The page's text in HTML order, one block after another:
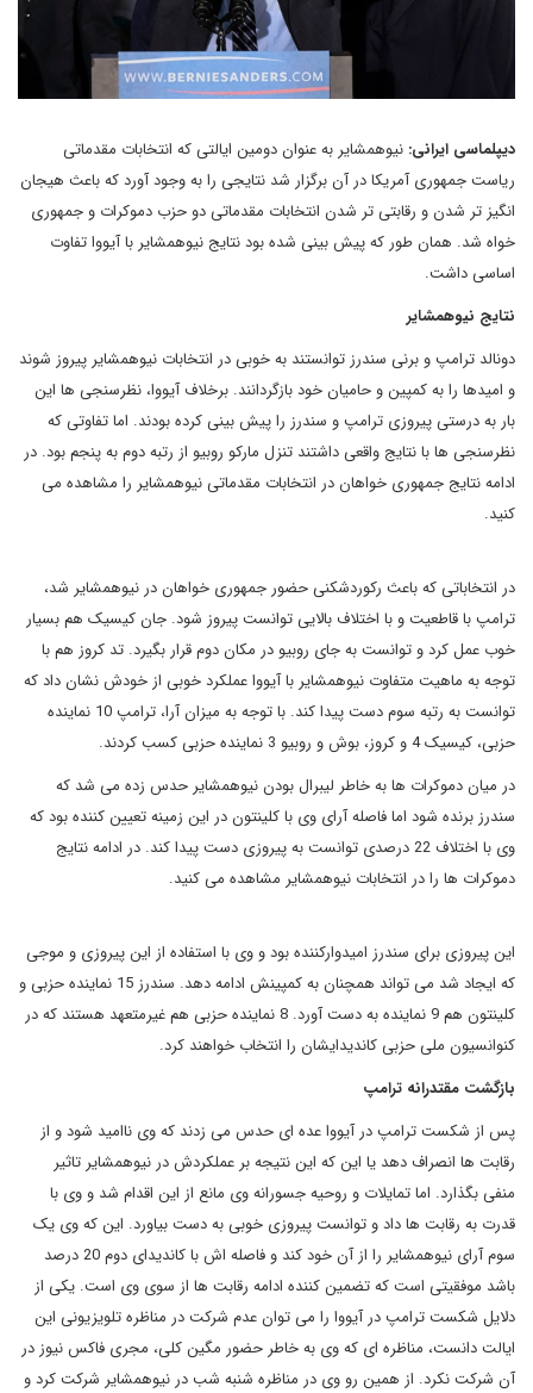
دیپلماسی ایرانی: نیوهمشایر به عنوان دومین ایالتی که انتخابات مقدماتی
ریاست جمهوری آمریکا در آن برگزار شد نتایجی را به وجود آورد که باعث هیجان
انگیز تر شدن و رقابتی تر شدن انتخابات مقدماتی دو حزب دموکرات و جمهوری
خواه شد. همان طور که پیش بینی شده بود نتایج نیوهمشایر با آیووا تفاوت
اساسی داشت.
نتایج نیوهمشایر
دونالد ترامپ و برنی سندرز توانستند به خوبی در انتخابات نیوهمشایر پیروز شوند
و امیدها را به کمپین و حامیان خود بازگردانند. برخلاف آیووا، نظرسنجی ها این
بار به درستی پیروزی ترامپ و سندرز را پیش بینی کرده بودند. اما تفاوتی که
نظرسنجی ها با نتایج واقعی داشتند تنزل مارکو روبیو از رتبه دوم به پنجم بود. در
ادامه نتایج جمهوری خواهان در انتخابات مقدماتی نیوهمشایر را مشاهده می
کنید.
در انتخاباتی که باعث رکوردشکنی حضور جمهوری خواهان در نیوهمشایر شد،
ترامپ با قاطعیت و با اختلاف بالایی توانست پیروز شود. جان کیسیک هم بسیار
خوب عمل کرد و توانست به جای روبیو در مکان دوم قرار بگیرد. تد کروز هم با
توجه به ماهیت متفاوت نیوهمشایر با آیووا عملکرد خوبی از خودش نشان داد که
توانست به رتبه سوم دست پیدا کند. با توجه به میزان آرا، ترامپ 10 نماینده
حزبی، کیسیک 4 و کروز، بوش و روبیو 3 نماینده حزبی کسب کردند.
در میان دموکرات ها به خاطر لیبرال بودن نیوهمشایر حدس زده می شد که
سندرز برنده شود اما فاصله آرای وی با کلینتون در این زمینه تعیین کننده بود که
وی با اختلاف 22 درصدی توانست به پیروزی دست پیدا کند. در ادامه نتایج
دموکرات ها را در انتخابات نیوهمشایر مشاهده می کنید.
این پیروزی برای سندرز امیدوارکننده بود و وی با استفاده از این پیروزی و موجی
که ایجاد شد می تواند همچنان به کمپینش ادامه دهد. سندرز 15 نماینده حزبی و
کلینتون هم 9 نماینده به دست آورد. 8 نماینده حزبی هم غیرمتعهد هستند که در
کنوانسیون ملی حزبی کاندیدایشان را انتخاب خواهند کرد.
بازگشت مقتدرانه ترامپ
پس از شکست ترامپ در آیووا عده ای حدس می زدند که وی ناامید شود و از
رقابت ها انصراف دهد یا این که این نتیجه بر عملکردش در نیوهمشایر تاثیر
منفی بگذارد. اما تمایلات و روحیه جسورانه وی مانع از این اقدام شد و وی با
قدرت به رقابت ها داد و توانست پیروزی خوبی به دست بیاورد. این که وی یک
سوم آرای نیوهمشایر را از آن خود کند و فاصله اش با کاندیدای دوم 20 درصد
باشد موفقیتی است که تضمین کننده ادامه رقابت ها از سوی وی است. یکی از
دلایل شکست ترامپ در آیووا را می توان عدم شرکت در مناظره تلویزیونی این
ایالت دانست، مناظره ای که وی به خاطر حضور مگین کلی، مجری فاکس نیوز در
آن شرکت نکرد. از همین رو وی در مناظره شنبه شب در نیوهمشایر شرکت کرد و